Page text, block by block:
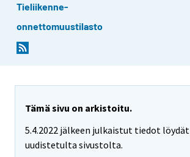
Tieliikenne-
onnettomuustilasto
Tämä sivu on arkistoitu.
5.4.2022 jälkeen julkaistut tiedot löydät
uudistetulta sivustolta.